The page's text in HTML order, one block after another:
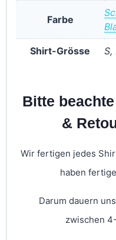
Farbe
Shirt-Grösse S,
Bitte
&
Wir fertigen jedes
haben fertige
Darum dauern
zwischen